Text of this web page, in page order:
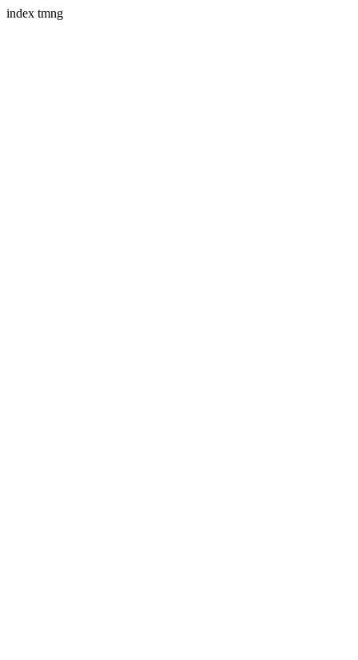
index tmng